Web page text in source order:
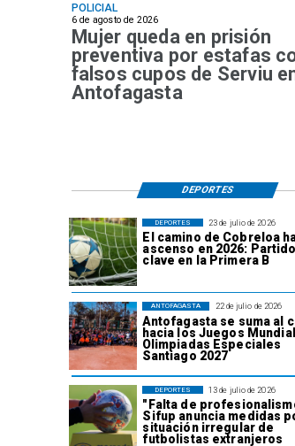
POLICIAL
6 de agosto de 2026
Mujer queda en prisión
preventiva por estafas
falsos cupos de Serviu
Antofagasta
23 de julio de 2026
El camino de Cobreloa
ascenso en 2026:
clave en la Primera B
DEPORTES
22 de julio de 2026
Antofagasta se suma al
hacia los Juegos
Olimpiadas Especiales
Santiago 2027
ANTOFAGASTA
13 de julio de 2026
"Falta de
Sifup anuncia medidas
situación irregular de
futbolistas extranjeros
DEPORTES
DEPORTES